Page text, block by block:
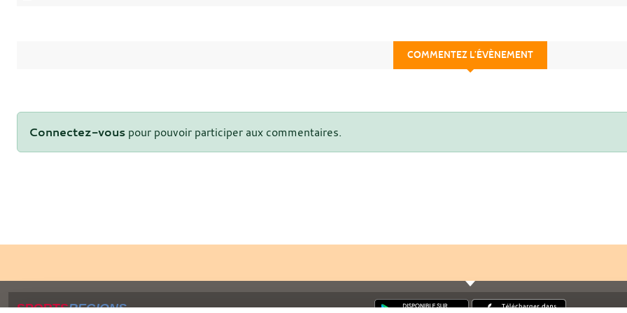
COMMENTEZ L’ÉVÈNEMENT
Connectez-vous pour pouvoir participer aux commentaires.
SPORTSREGIONS